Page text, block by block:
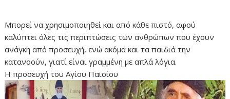
Μπορεί να χρησιμοποιηθεί και από κάθε πιστό, αφού
καλύπτει όλες τις περιπτώσεις των ανθρώπων που έχουν
ανάγκη από προσευχή, ενώ ακόμα και τα παιδιά την
κατανοούν, γιατί είναι γραμμένη με απλά λόγια.
H προσευχή του Αγίου Παϊσίου